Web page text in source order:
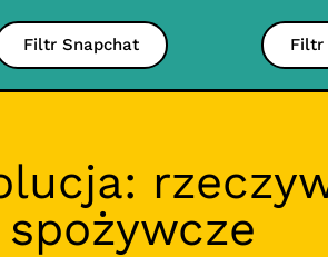
Filtr Snapchat Filtr